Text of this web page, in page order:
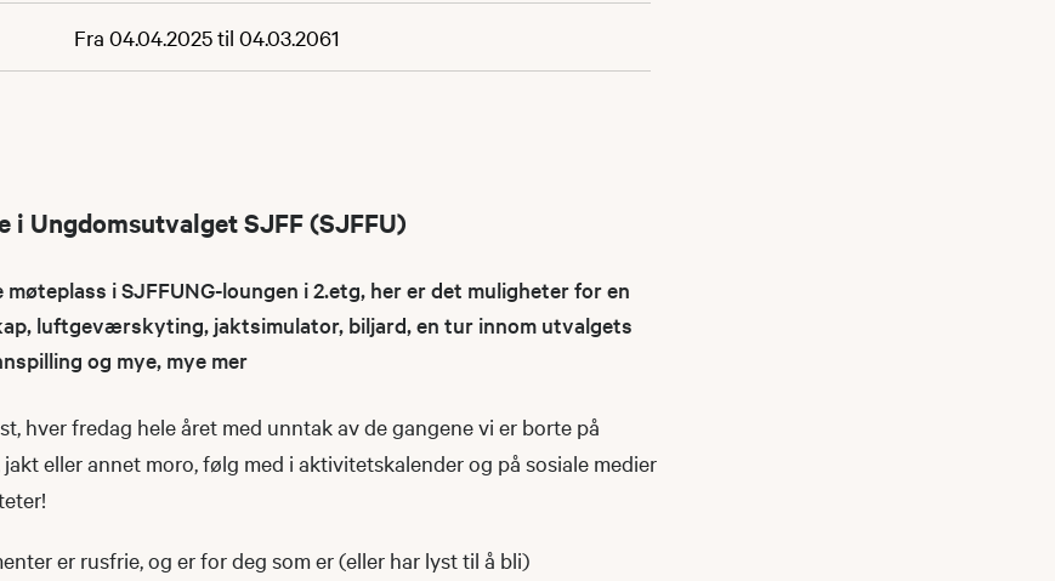
Fra 04.04.2025 til 04.03.2061
i Ungdomsutvalget SJFF (SJFFU)
i SJFFUNG-loungen i 2.etg, her er det muligheter for en
luftgeværskyting, jaktsimulator, biljard, en tur innom utvalgets
og mye, mye mer
hver fredag hele året med unntak av de gangene vi er borte på
eller annet moro, følg med i aktivitetskalender og på sosiale medier
er rusfrie, og er for deg som er (eller har lyst til å bli)